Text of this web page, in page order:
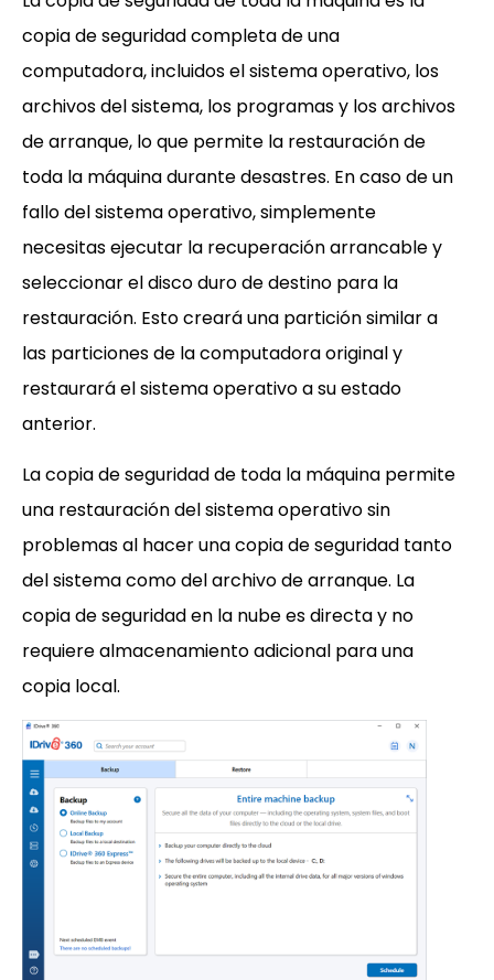
copia de seguridad completa de una
computadora, incluidos el sistema operativo, los
archivos del sistema, los programas y los archivos
de arranque, lo que permite la restauración de
toda la máquina durante desastres. En caso de un
fallo del sistema operativo, simplemente
necesitas ejecutar la recuperación arrancable y
seleccionar el disco duro de destino para la
restauración. Esto creará una partición similar a
las particiones de la computadora original y
restaurará el sistema operativo a su estado
anterior.
La copia de seguridad de toda la máquina permite
una restauración del sistema operativo sin
problemas al hacer una copia de seguridad tanto
del sistema como del archivo de arranque. La
copia de seguridad en la nube es directa y no
requiere almacenamiento adicional para una
copia local.